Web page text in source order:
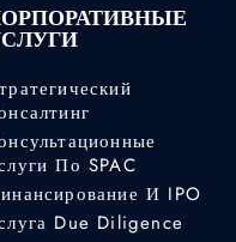
По SPAC
И IPO
Due Diligence